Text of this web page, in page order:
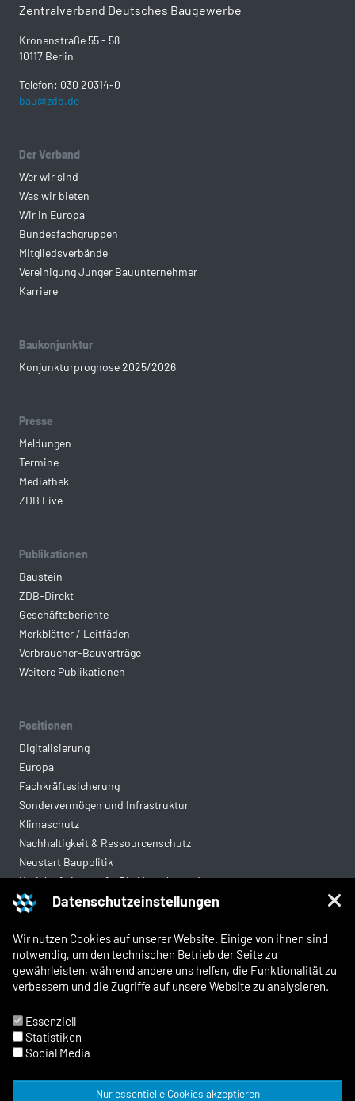
Datenschutzeinstellungen
Wir nutzen Cookies auf unserer Website. Einige von ihnen sind
notwendig, um den technischen Betrieb der Seite zu
gewährleisten, während andere uns helfen, die Funktionalität zu
verbessern und die Zugriffe auf unsere Website zu analysieren.
Essenziell
Statistiken
Social Media
Nur essentielle Cookies akzeptieren
Zentralverband Deutsches Baugewerbe
Kronenstraße 55 - 58
10117 Berlin
Telefon: 030 20314-0
bau@zdb.de
Der Verband
Wer wir sind
Was wir bieten
Wir in Europa
Bundesfachgruppen
Mitgliedsverbände
Vereinigung Junger Bauunternehmer
Karriere
Baukonjunktur
Konjunkturprognose 2025/2026
Presse
Meldungen
Termine
Mediathek
ZDB Live
Publikationen
Baustein
ZDB-Direkt
Geschäftsberichte
Merkblätter / Leitfäden
Verbraucher-Bauverträge
Weitere Publikationen
Positionen
Digitalisierung
Europa
Fachkräftesicherung
Sondervermögen und Infrastruktur
Klimaschutz
Nachhaltigkeit & Ressourcenschutz
Neustart Baupolitik
Kreislaufwirtschaft: Die Mantelverordnung
Mittelstandsgerechte Vergabe
Rechtliches
Kontakt
Impressum
Datenschutz
Whistleblowing und Meldewege